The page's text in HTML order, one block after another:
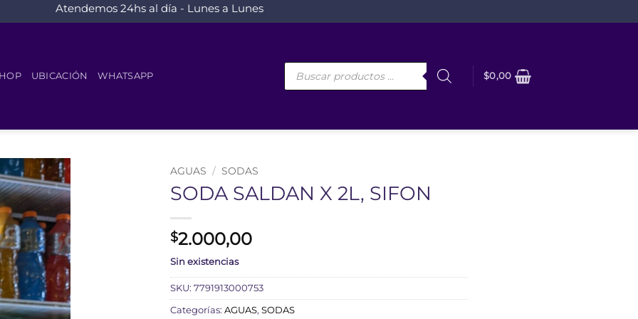
Atendemos 24hs al día - Lunes a Lunes
UBICACIÓN WHATSAPP
Búsqueda
$0,00
AGUAS / SODAS
SODA SALDAN X 2L, SIFON
$2.000,00
Sin existencias
SKU: 7791913000753
Categorías: AGUAS, SODAS